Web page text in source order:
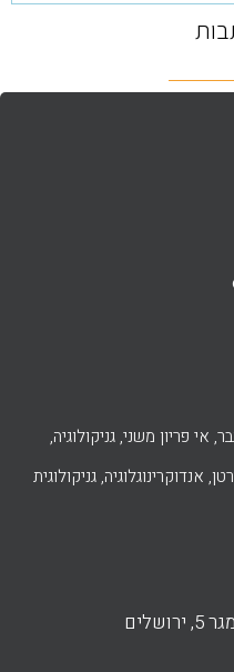
אי פריון משני, גניקולוגיה,
אנדוקרינוגלוגיה, גניקולוגית